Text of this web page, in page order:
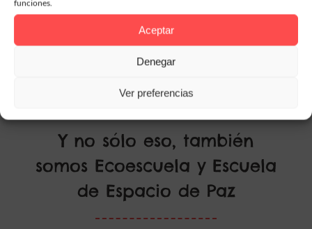
funciones.
Aceptar
Denegar
Ver preferencias
Y no sólo eso, también
somos Ecoescuela y Escuela
de Espacio de Paz